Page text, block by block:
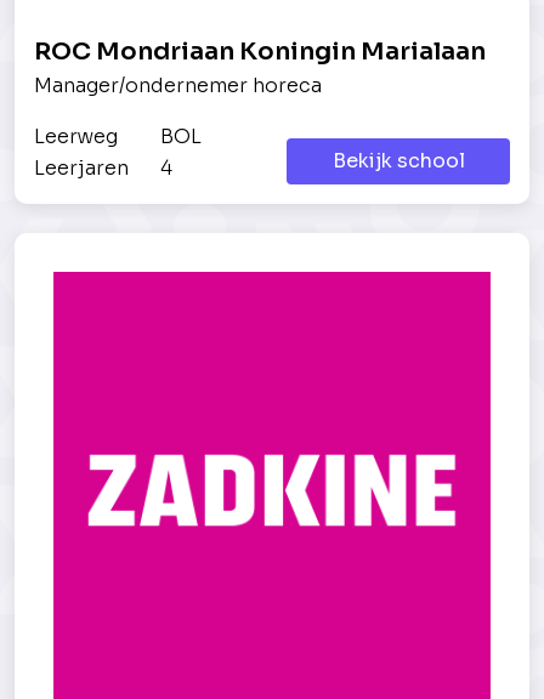
ROC Mondriaan Koningin Marialaan
Manager/ondernemer horeca
Leerweg
BOL
Leerjaren
4 Bekijk school